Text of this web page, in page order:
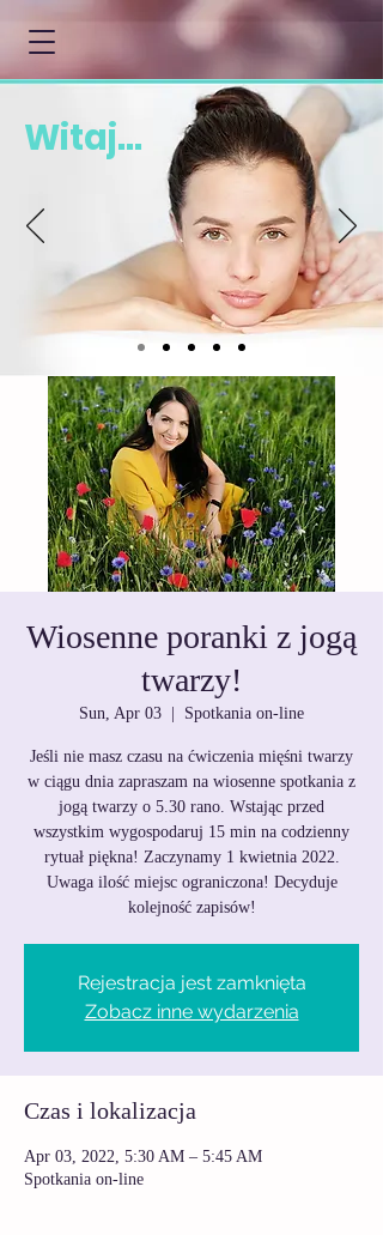
Witaj...
Wiosenne poranki z jogą
twarzy!
Sun, Apr 03 Spotkania on-line
Jeśli nie masz czasu na ćwiczenia mięśni twarzy
w ciągu dnia zapraszam na wiosenne spotkania z
jogą twarzy o 5.30 rano. Wstając przed
wszystkim wygospodaruj 15 min na codzienny
rytuał piękna! Zaczynamy 1 kwietnia 2022.
Uwaga ilość miejsc ograniczona! Decyduje
kolejność zapisów!
Rejestracja jest zamknięta
Zobacz inne wydarzenia
Czas i lokalizacja
Apr 03, 2022, 5:30 AM – 5:45 AM
Spotkania on-line